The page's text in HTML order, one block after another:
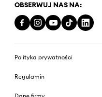
OBSERWUJ NAS NA:
Polityka prywatności
Regulamin